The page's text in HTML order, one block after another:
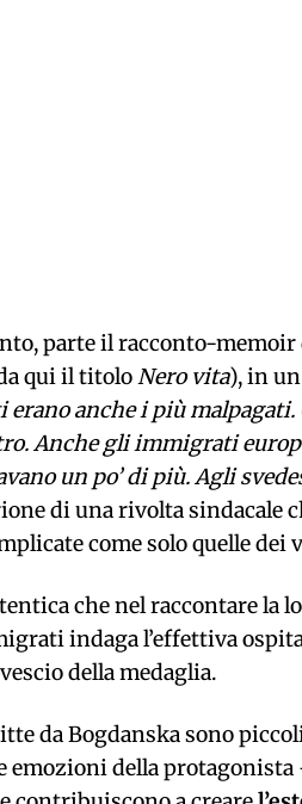
parte il racconto-memoir
qui il titoloNero vita), in
anche i più malpagati.
Anche gli immigrati
un po’ di più. Agli
di una rivolta sindacale
come solo quelle dei
che nel raccontare la
indaga l’effettiva
della medaglia.
da Bogdanska sono
emozioni della